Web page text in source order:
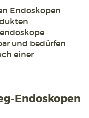
Endoskopen
und bedürfen
einer
Endoskopen